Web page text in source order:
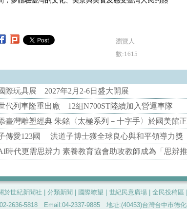
瀏覽人
數:1615
際玩具展 2027年2月2-6日盛大開展
代列車隆重出廠 12組N700ST陸續加入營運車隊
臺灣雕塑經典 朱銘〈太極系列－十字手〉於國美館
傳愛123國 洪道子博士獲全球良心與和平領導力獎
時代更需思辨力 素養教育協會助攻教師成為「思辨推
於世紀新聞社 分類新聞 國際暸望 世紀民意廣場 全民投稿區
2636-5818 Email:04-2337-9885 地址:(40453)台灣台中市德